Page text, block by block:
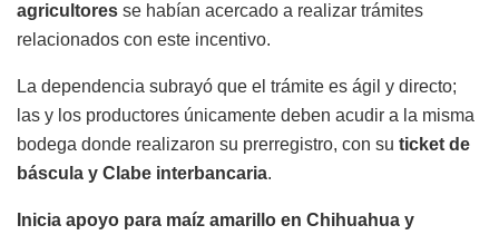
agricultores se habían acercado a realizar trámites
relacionados con este incentivo.
La dependencia subrayó que el trámite es ágil y directo;
las y los productores únicamente deben acudir a la misma
bodega donde realizaron su prerregistro, con su ticket de
báscula y Clabe interbancaria.
Inicia apoyo para maíz amarillo en Chihuahua y